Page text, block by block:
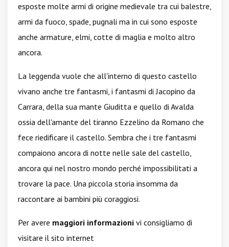
esposte molte armi di origine medievale tra cui balestre,
armi da fuoco, spade, pugnali ma in cui sono esposte
anche armature, elmi, cotte di maglia e molto altro
ancora.
La leggenda vuole che all'interno di questo castello
vivano anche tre fantasmi, i fantasmi di Jacopino da
Carrara, della sua mante Giuditta e quello di Avalda
ossia dell'amante del tiranno Ezzelino da Romano che
fece riedificare il castello. Sembra che i tre fantasmi
compaiono ancora di notte nelle sale del castello,
ancora qui nel nostro mondo perché impossibilitati a
trovare la pace. Una piccola storia insomma da
raccontare ai bambini più coraggiosi.
Per avere maggiori informazioni vi consigliamo di
visitare il sito internet